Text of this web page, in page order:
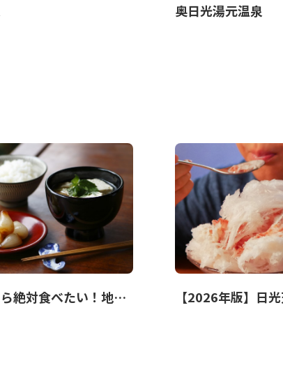
奥日光湯元温泉
日光に来たら絶対食べたい！地元民も大好き「日光グルメ」